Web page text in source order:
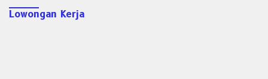
Lowongan Kerja